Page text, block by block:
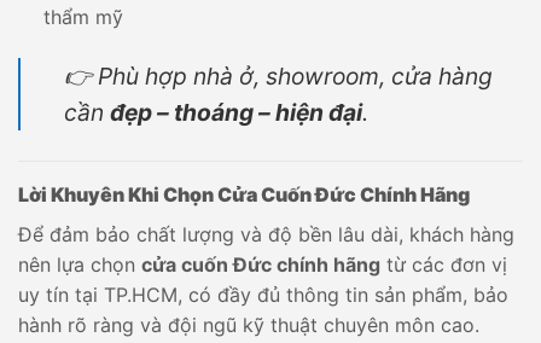
thẩm mỹ
👉 Phù hợp nhà ở, showroom, cửa hàng
cần đẹp – thoáng – hiện đại.
Lời Khuyên Khi Chọn Cửa Cuốn Đức Chính Hãng
Để đảm bảo chất lượng và độ bền lâu dài, khách hàng
nên lựa chọn cửa cuốn Đức chính hãng từ các đơn vị
uy tín tại TP.HCM, có đầy đủ thông tin sản phẩm, bảo
hành rõ ràng và đội ngũ kỹ thuật chuyên môn cao.